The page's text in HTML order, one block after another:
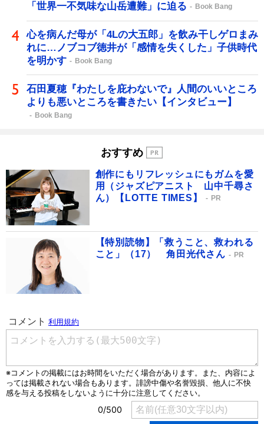
「世界一不気味な山岳遭難」に迫る
Book Bang
心を病んだ母が「4Lの大五郎」を飲み干しゲロまみ
れに…ノブコブ徳井が「感情を失くした」子供時代
を明かす
Book Bang
石田夏穂『わたしを庇わないで』人間のいいところ
よりも悪いところを書きたい【インタビュー】
Book Bang
おすすめ
創作にもリフレッシュにもガムを愛
用（ジャズピアニスト 山中千尋さ
ん）【LOTTE TIMES】
PR
【特別読物】「救うこと、救われる
こと」（17） 角田光代さん
PR